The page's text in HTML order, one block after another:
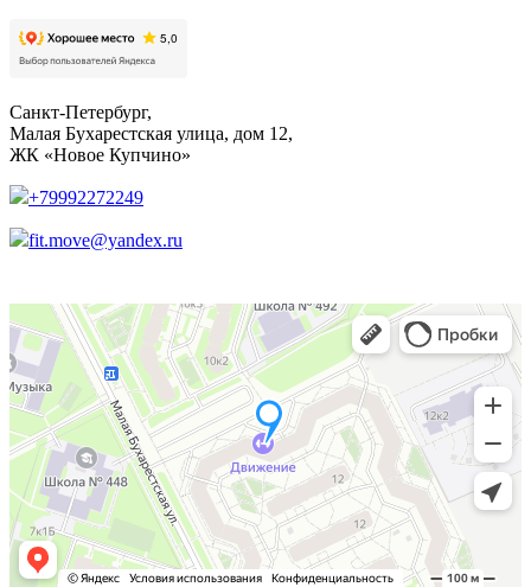
Санкт-Петербург,
Малая Бухарестская улица, дом 12,
ЖК «Новое Купчино»
+79992272249
fit.move@yandex.ru